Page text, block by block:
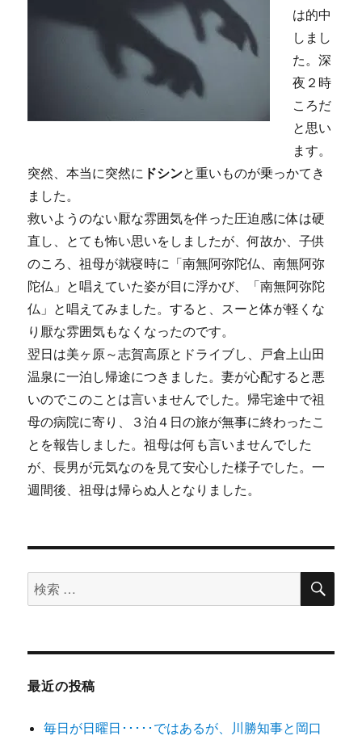
は的中
しまし
た。深
夜２時
ころだ
と思い
ます。
突然、本当に突然に ドシンと重いものが乗っかてき
ました。
救いようのない厭な雰囲気を伴った圧迫感に体は硬
直し、とても怖い思いをしましたが、何故か、子供
のころ、祖母が就寝時に「南無阿弥陀仏、南無阿弥
陀仏」と唱えていた姿が目に浮かび、「南無阿弥陀
仏」と唱えてみました。すると、スーと体が軽くな
り厭な雰囲気もなくなったのです。
翌日は美ヶ原～志賀高原とドライブし、戸倉上山田
温泉に一泊し帰途につきました。妻が心配すると悪
いのでこのことは言いませんでした。帰宅途中で祖
母の病院に寄り、３泊４日の旅が無事に終わったこ
とを報告しました。祖母は何も言いませんでした
が、長男が元気なのを見て安心した様子でした。一
週間後、祖母は帰らぬ人となりました。
検
索
象:
検
最近の投稿
毎日が日曜日･････ではあるが、川勝知事と岡口